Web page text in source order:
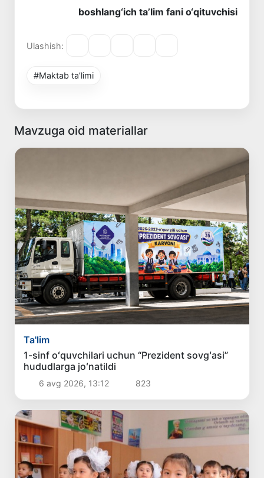
boshlang‘ich ta’lim fani o‘qituvchisi
Ulashish:
#Maktab ta’limi
Mavzuga oid materiallar
Ta'lim
1-sinf oʻquvchilari uchun “Prezident sovgʻasi”
hududlarga joʻnatildi
6 avg 2026, 13:12 823